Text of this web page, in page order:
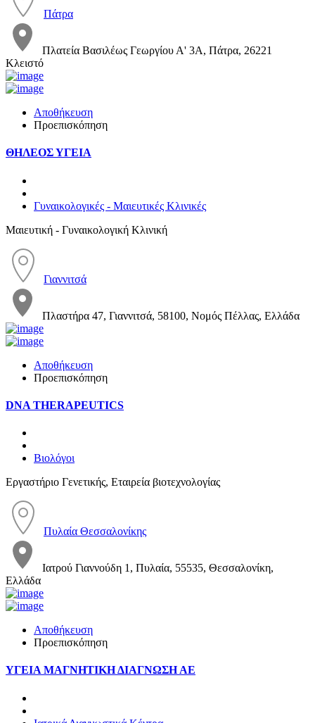
Πάτρα
Πλατεία Βασιλέως Γεωργίου Α' 3Α, Πάτρα, 26221
Κλειστό
Αποθήκευση
Προεπισκόπηση
ΘΗΛΕΟΣ ΥΓΕΙΑ
Γυναικολογικές - Μαιευτικές Κλινικές
Μαιευτική - Γυναικολογική Κλινική
Γιαννιτσά
Πλαστήρα 47, Γιαννιτσά, 58100, Νομός Πέλλας, Ελλάδα
Αποθήκευση
Προεπισκόπηση
DNA THERAPEUTICS
Βιολόγοι
Εργαστήριο Γενετικής, Εταιρεία βιοτεχνολογίας
Πυλαία Θεσσαλονίκης
Ιατρού Γιαννούδη 1, Πυλαία, 55535, Θεσσαλονίκη,
Ελλάδα
Αποθήκευση
Προεπισκόπηση
ΥΓΕΙΑ ΜΑΓΝΗΤΙΚΗ ΔΙΑΓΝΩΣΗ ΑΕ